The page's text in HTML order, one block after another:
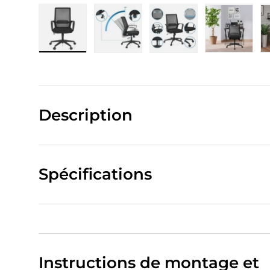
Description
Spécifications
Instructions de montage et